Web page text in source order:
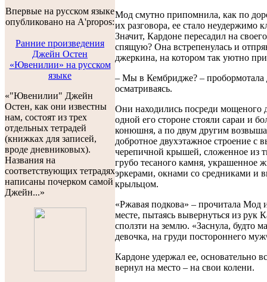
Впервые на русском языке
опубликовано на A'propos:
Ранние произведения
Джейн Остен
«Ювенилии» на русском
языке
«"Ювенилии" Джейн
Остен, как они известны
нам, состоят из трех
отдельных тетрадей
(книжках для записей,
вроде дневниковых).
Названия на
соответствующих тетрадях
написаны почерком самой
Джейн...»
Мод смутно припомнила, как по
их разговора, ее стало неудержимо
Значит, Кардоне пересадил на
спящую? Она встрепенулась и
джеркина, на котором так уютно
– Мы в Кембридже? – пробормотала
осматриваясь.
Они находились посреди мощеного
одной его стороне стояли сараи и
конюшня, а по двум другим
добротное двухэтажное строение с
черепичной крышей, сложенное из
грубо тесаного камня, украшенное
эркерами, окнами со средниками и
крыльцом.
«Ржавая подкова» – прочитала Мод
месте, пытаясь вывернуться из рук
сползти на землю. «Заснула, будто
девочка, на груди постороннего
Кардоне удержал ее, основательно
вернул на место – на свои колени.